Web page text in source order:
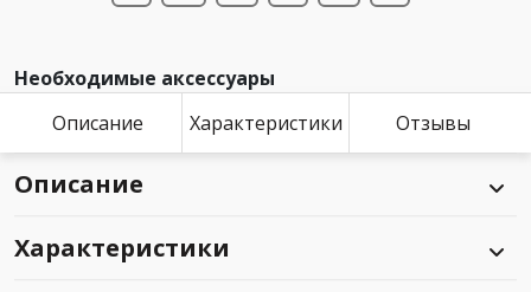
Необходимые аксессуары
Описание
Характеристики Отзывы
Описание
Характеристики